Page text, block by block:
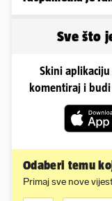
Sve što
Skini
komentiraj i
Odaberi temu
Primaj sve nove